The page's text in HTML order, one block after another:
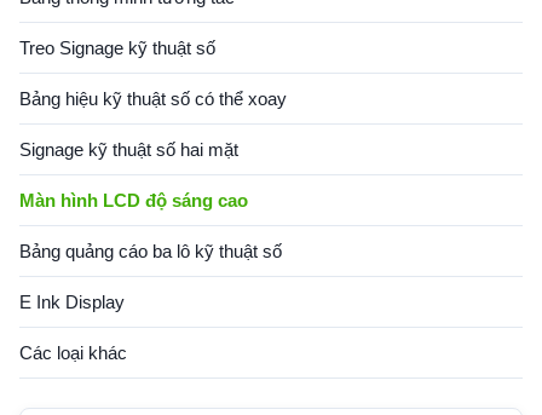
Treo Signage kỹ thuật số
Bảng hiệu kỹ thuật số có thể xoay
Signage kỹ thuật số hai mặt
Màn hình LCD độ sáng cao
Bảng quảng cáo ba lô kỹ thuật số
E Ink Display
Các loại khác